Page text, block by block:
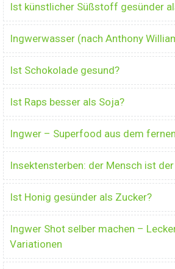
Ist künstlicher Süßstoff gesünder
Ingwerwasser (nach Anthony
Ist Schokolade gesund?
Ist Raps besser als Soja?
Ingwer – Superfood aus dem
Insektensterben: der Mensch ist
Ist Honig gesünder als Zucker?
Ingwer Shot selber machen –
Variationen